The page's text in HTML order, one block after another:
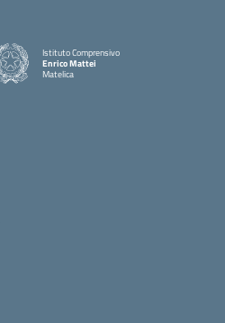
Istituto Comprensivo
Enrico Mattei
Matelica